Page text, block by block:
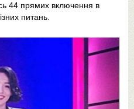
44 прямих включення в
питань.